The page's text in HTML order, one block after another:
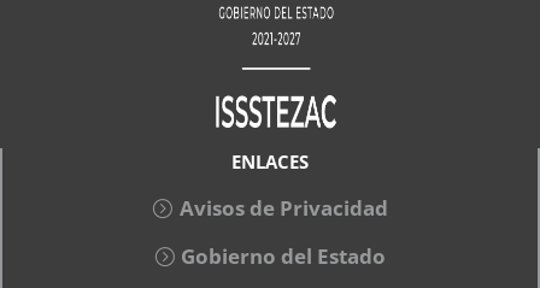
ENLACES
Avisos de Privacidad
Gobierno del Estado